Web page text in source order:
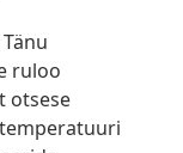
ruloo
otsese